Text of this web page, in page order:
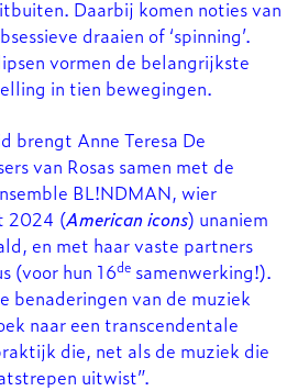
Daarbij komen noties van
draaien of ‘spinning’.
vormen de belangrijkste
in tien bewegingen.
brengt Anne Teresa De
van Rosas samen met de
BL!NDMAN, wier
2024 (American icons) unaniem
en met haar vaste partners
(voor hun 16de samenwerking!).
benaderingen van de muziek
naar een transcendentale
die, net als de muziek die
uitwist”.